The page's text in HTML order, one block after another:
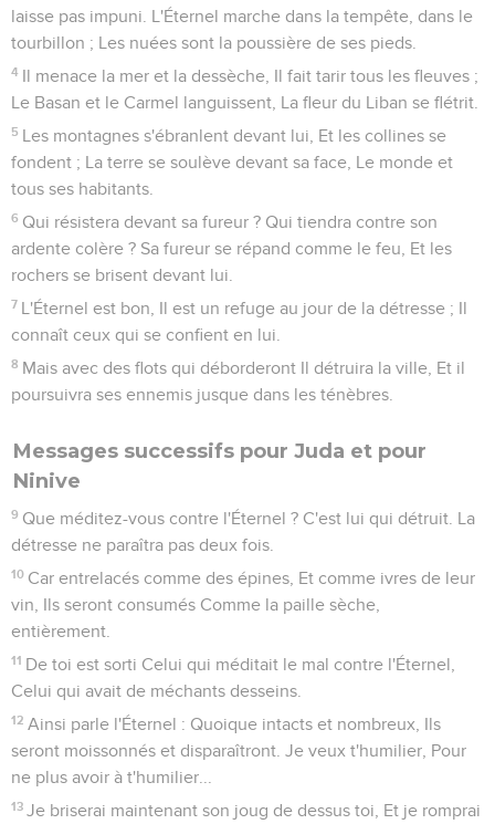
laisse pas impuni. L'Éternel marche dans la tempête, dans le
tourbillon ; Les nuées sont la poussière de ses pieds.
4 Il menace la mer et la dessèche, Il fait tarir tous les fleuves ;
Le Basan et le Carmel languissent, La fleur du Liban se flétrit.
5 Les montagnes s'ébranlent devant lui, Et les collines se
fondent ; La terre se soulève devant sa face, Le monde et
tous ses habitants.
6 Qui résistera devant sa fureur ? Qui tiendra contre son
ardente colère ? Sa fureur se répand comme le feu, Et les
rochers se brisent devant lui.
7 L'Éternel est bon, Il est un refuge au jour de la détresse ; Il
connaît ceux qui se confient en lui.
8 Mais avec des flots qui déborderont Il détruira la ville, Et il
poursuivra ses ennemis jusque dans les ténèbres.
Messages successifs pour Juda et pour
Ninive
9 Que méditez-vous contre l'Éternel ? C'est lui qui détruit. La
détresse ne paraîtra pas deux fois.
10 Car entrelacés comme des épines, Et comme ivres de leur
vin, Ils seront consumés Comme la paille sèche,
entièrement.
11 De toi est sorti Celui qui méditait le mal contre l'Éternel,
Celui qui avait de méchants desseins.
12 Ainsi parle l'Éternel : Quoique intacts et nombreux, Ils
seront moissonnés et disparaîtront. Je veux t'humilier, Pour
ne plus avoir à t'humilier...
13 Je briserai maintenant son joug de dessus toi, Et je romprai